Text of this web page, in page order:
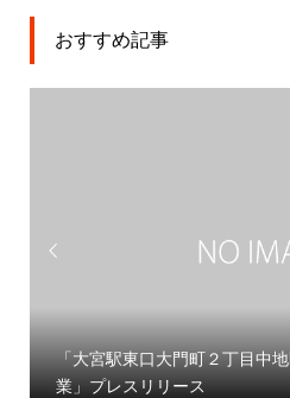
おすすめ記事

「大宮駅東口大門町２丁目中
業」プレスリリース